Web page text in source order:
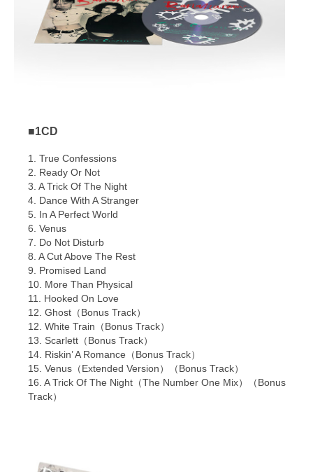
■1CD
1. True Confessions
2. Ready Or Not
3. A Trick Of The Night
4. Dance With A Stranger
5. In A Perfect World
6. Venus
7. Do Not Disturb
8. A Cut Above The Rest
9. Promised Land
10. More Than Physical
11. Hooked On Love
12. Ghost（Bonus Track）
12. White Train（Bonus Track）
13. Scarlett（Bonus Track）
14. Riskin’ A Romance（Bonus Track）
15. Venus（Extended Version）（Bonus Track）
16. A Trick Of The Night（The Number One Mix）（Bonus
Track）